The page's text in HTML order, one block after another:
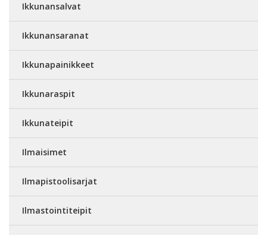
Ikkunansalvat
Ikkunansaranat
Ikkunapainikkeet
Ikkunaraspit
Ikkunateipit
Ilmaisimet
Ilmapistoolisarjat
Ilmastointiteipit